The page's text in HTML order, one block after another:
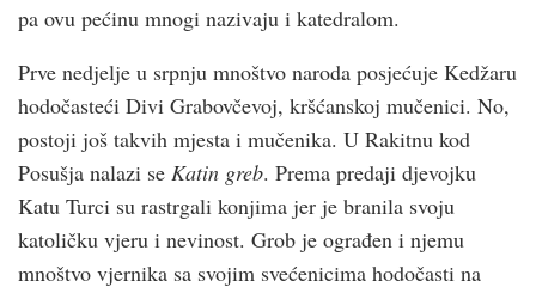
pa ovu pećinu mnogi nazivaju i katedralom.
Prve nedjelje u srpnju mnoštvo naroda posjećuje Kedžaru
hodočasteći Divi Grabovčevoj, kršćanskoj mučenici. No,
postoji još takvih mjesta i mučenika. U Rakitnu kod
Posušja nalazi se Katin greb. Prema predaji djevojku
Katu Turci su rastrgali konjima jer je branila svoju
katoličku vjeru i nevinost. Grob je ograđen i njemu
mnoštvo vjernika sa svojim svećenicima hodočasti na